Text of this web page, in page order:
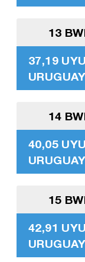
13
37,19
14
40,05
15
42,91